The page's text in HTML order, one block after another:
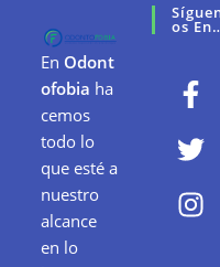
En Odont
ofobia ha
cemos
todo lo
que esté a
nuestro
alcance
en lo
Os